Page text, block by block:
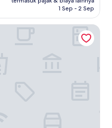
1 Sep - 2 Sep